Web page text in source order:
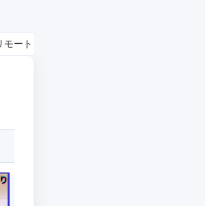
ートワーク）OK